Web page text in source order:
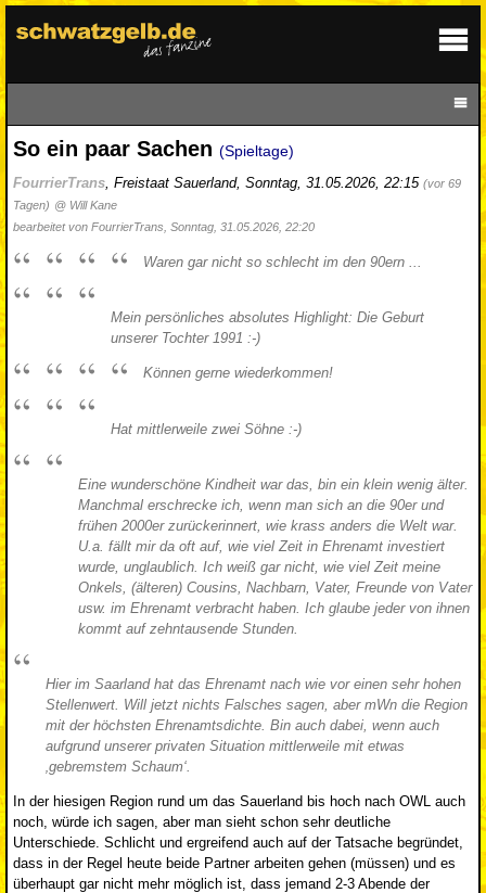
So ein paar Sachen (Spieltage)
FourrierTrans, Freistaat Sauerland, Sonntag, 31.05.2026, 22:15 (vor 69
Tagen) @ Will Kane
bearbeitet von FourrierTrans, Sonntag, 31.05.2026, 22:20
Waren gar nicht so schlecht im den 90ern ...
Mein persönliches absolutes Highlight: Die Geburt
unserer Tochter 1991 :-)
Können gerne wiederkommen!
Hat mittlerweile zwei Söhne :-)
Eine wunderschöne Kindheit war das, bin ein klein wenig älter.
Manchmal erschrecke ich, wenn man sich an die 90er und
frühen 2000er zurückerinnert, wie krass anders die Welt war.
U.a. fällt mir da oft auf, wie viel Zeit in Ehrenamt investiert
wurde, unglaublich. Ich weiß gar nicht, wie viel Zeit meine
Onkels, (älteren) Cousins, Nachbarn, Vater, Freunde von Vater
usw. im Ehrenamt verbracht haben. Ich glaube jeder von ihnen
kommt auf zehntausende Stunden.
Hier im Saarland hat das Ehrenamt nach wie vor einen sehr hohen
Stellenwert. Will jetzt nichts Falsches sagen, aber mWn die Region
mit der höchsten Ehrenamtsdichte. Bin auch dabei, wenn auch
aufgrund unserer privaten Situation mittlerweile mit etwas
‚gebremstem Schaum‘.
In der hiesigen Region rund um das Sauerland bis hoch nach OWL auch
noch, würde ich sagen, aber man sieht schon sehr deutliche
Unterschiede. Schlicht und ergreifend auch auf der Tatsache begründet,
dass in der Regel heute beide Partner arbeiten gehen (müssen) und es
überhaupt gar nicht mehr möglich ist, dass jemand 2-3 Abende der